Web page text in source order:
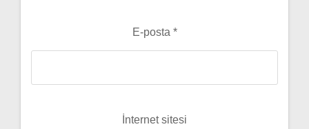
E-posta *
İnternet sitesi